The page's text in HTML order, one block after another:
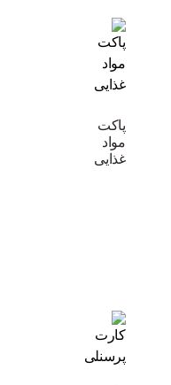
پاکت
مواد
غذایی